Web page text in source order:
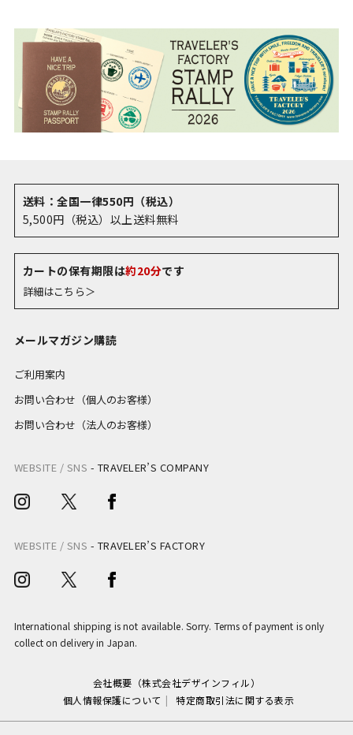
送料：全国一律550円（税込）
5,500円（税込）以上送料無料
カートの保有期限は約20分です
詳細はこちら＞
メールマガジン購読
ご利用案内
お問い合わせ（個人のお客様）
お問い合わせ（法人のお客様）
WEBSITE / SNS - TRAVELER’S COMPANY
WEBSITE / SNS - TRAVELER’S FACTORY
International shipping is not available. Sorry. Terms of payment is only
collect on delivery in Japan.
会社概要（株式会社デザインフィル）
個人情報保護について
特定商取引法に関する表示